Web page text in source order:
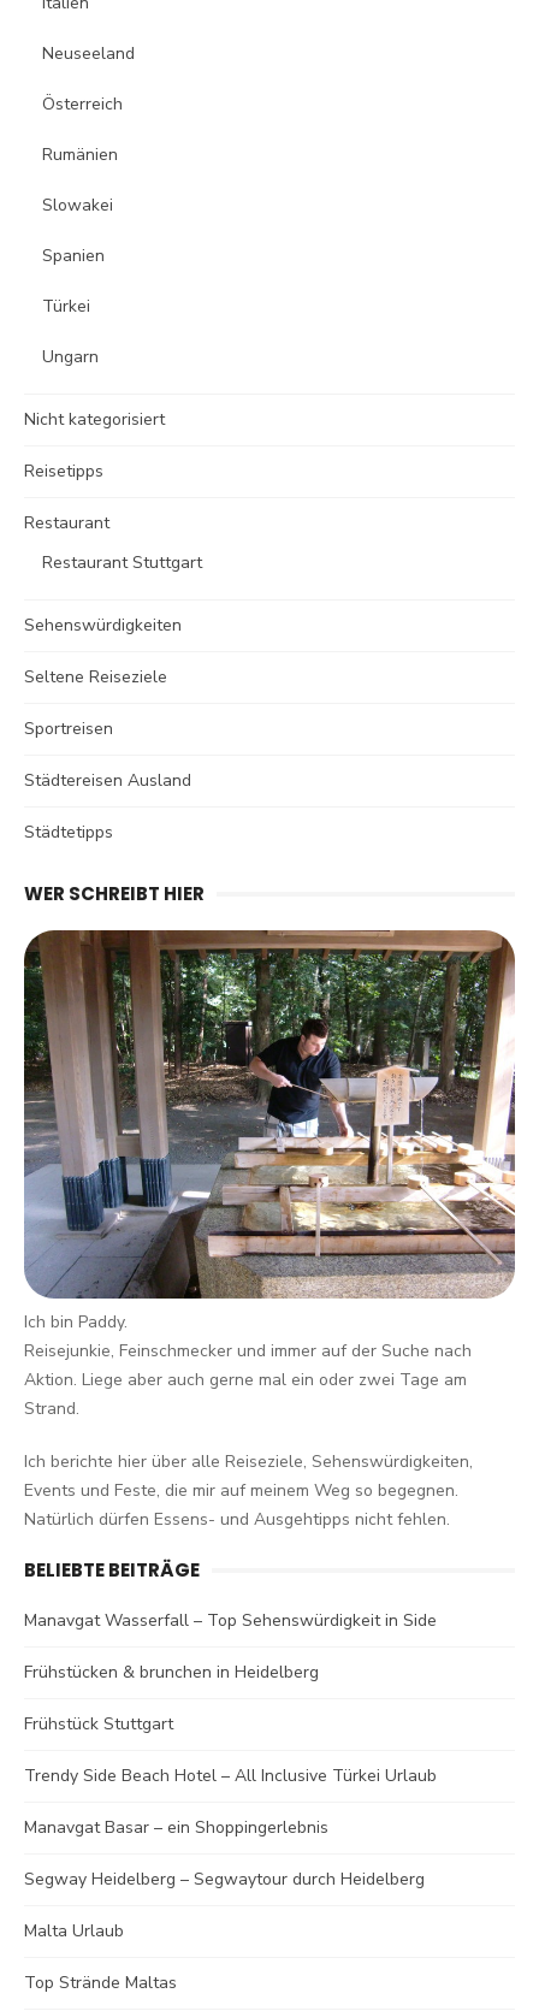
Neuseeland
Österreich
Rumänien
Slowakei
Spanien
Türkei
Ungarn
Nicht kategorisiert
Reisetipps
Restaurant
Restaurant Stuttgart
Sehenswürdigkeiten
Seltene Reiseziele
Sportreisen
Städtereisen Ausland
Städtetipps
WER SCHREIBT HIER
Ich bin Paddy.
Reisejunkie, Feinschmecker und immer auf der Suche nach
Aktion. Liege aber auch gerne mal ein oder zwei Tage am
Strand.
Ich berichte hier über alle Reiseziele, Sehenswürdigkeiten,
Events und Feste, die mir auf meinem Weg so begegnen.
Natürlich dürfen Essens- und Ausgehtipps nicht fehlen.
BELIEBTE BEITRÄGE
Manavgat Wasserfall – Top Sehenswürdigkeit in Side
Frühstücken & brunchen in Heidelberg
Frühstück Stuttgart
Trendy Side Beach Hotel – All Inclusive Türkei Urlaub
Manavgat Basar – ein Shoppingerlebnis
Segway Heidelberg – Segwaytour durch Heidelberg
Malta Urlaub
Top Strände Maltas